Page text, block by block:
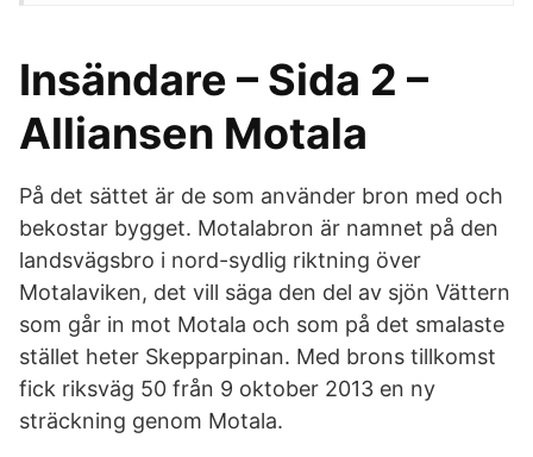
Insändare – Sida 2 –
Alliansen Motala
På det sättet är de som använder bron med och
bekostar bygget. Motalabron är namnet på den
landsvägsbro i nord-sydlig riktning över
Motalaviken, det vill säga den del av sjön Vättern
som går in mot Motala och som på det smalaste
stället heter Skepparpinan. Med brons tillkomst
fick riksväg 50 från 9 oktober 2013 en ny
sträckning genom Motala.